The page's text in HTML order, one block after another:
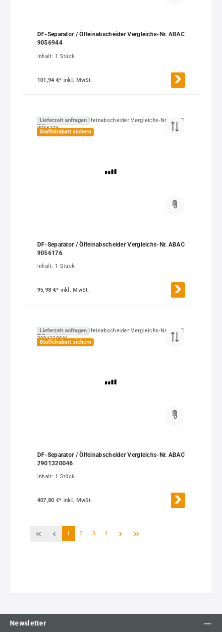
DF-Separator / Ölfeinabscheider Vergleichs-Nr. ABAC
9056944
Inhalt: 1 Stück
101,94 €* inkl. MwSt.
Lieferzeit anfragen
Staffelrabatt sichern
DF-Separator / Ölfeinabscheider Vergleichs-Nr. ABAC
9056176
Inhalt: 1 Stück
95,98 €* inkl. MwSt.
Lieferzeit anfragen
Staffelrabatt sichern
DF-Separator / Ölfeinabscheider Vergleichs-Nr. ABAC
2901320046
Inhalt: 1 Stück
407,80 €* inkl. MwSt.
Seite
1 Seite
2 Seite
3 Seite
4
Newsletter